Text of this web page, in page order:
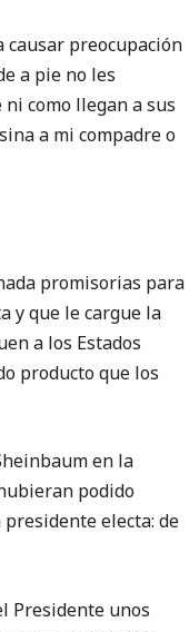
preocupación
a pie no les
como llegan a sus
a mi compadre o
promisorias para
y que le cargue la
a los Estados
producto que los
en la
podido
electa: de
Presidente unos